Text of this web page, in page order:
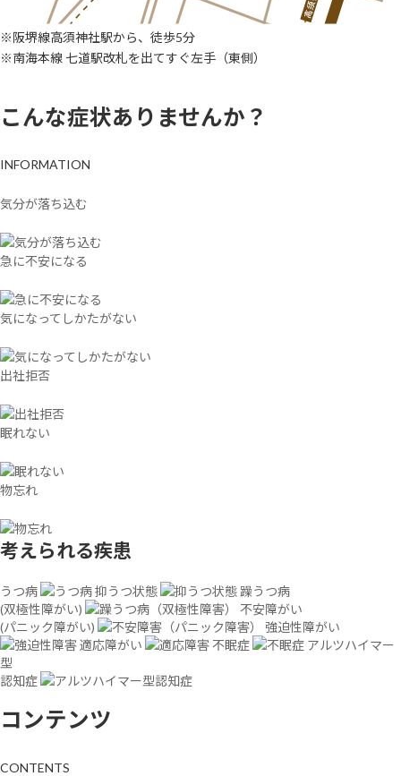
※阪堺線高須神社駅から、徒歩5分
※南海本線 七道駅改札を出てすぐ左手（東側）
こんな症状ありませんか？
INFORMATION
気分が落ち込む
急に不安になる
気になってしかたがない
出社拒否
眠れない
物忘れ
考えられる疾患
うつ病 抑うつ状態
躁うつ病
(双極性障がい)
不安障がい
(パニック障がい)
強迫性障がい
適応障がい
不眠症
アルツハイマー
型
認知症
コンテンツ
CONTENTS